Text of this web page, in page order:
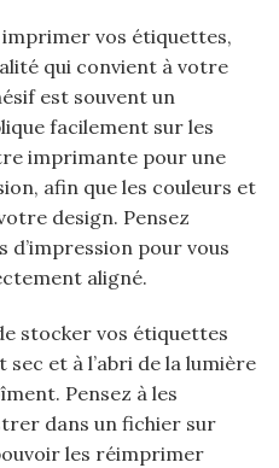
vos étiquettes,
qui convient à votre
est souvent un
facilement sur les
imprimante pour une
afin que les couleurs et
design. Pensez
d’impression pour vous
aligné.
stocker vos étiquettes
et à l’abri de la lumière
Pensez à les
dans un fichier sur
les réimprimer